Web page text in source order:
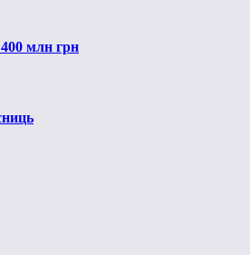
млн грн